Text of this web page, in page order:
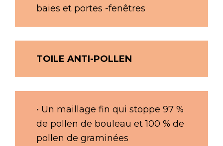
baies et portes -fenêtres
TOILE ANTI-POLLEN
• Un maillage fin qui stoppe 97 %
de pollen de bouleau et 100 % de
pollen de graminées